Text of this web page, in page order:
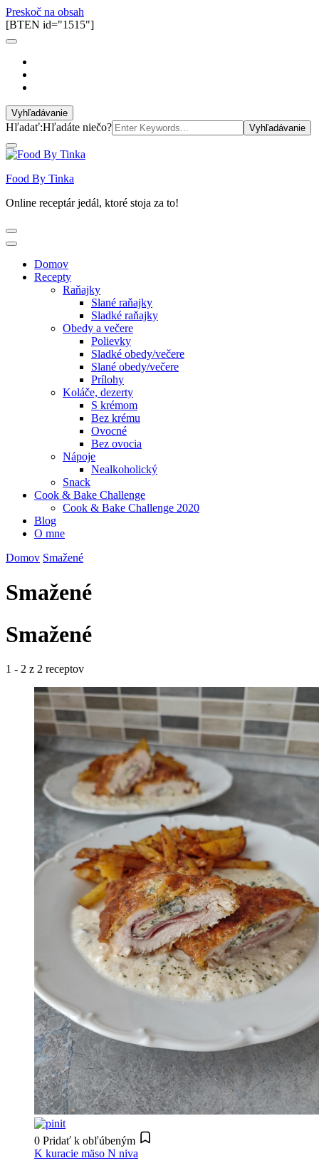
Preskoč na obsah
[BTEN id="1515"]
Vyhľadávanie
Hľadať:Hľadáte niečo?
Food By Tinka
Online receptár jedál, ktoré stoja za to!
Domov
Recepty
Raňajky
Slané raňajky
Sladké raňajky
Obedy a večere
Polievky
Sladké obedy/večere
Slané obedy/večere
Prílohy
Koláče, dezerty
S krémom
Bez krému
Ovocné
Bez ovocia
Nápoje
Nealkoholický
Snack
Cook & Bake Challenge
Cook & Bake Challenge 2020
Blog
O mne
Domov Smažené
Smažené
Smažené
1 - 2 z 2 receptov
0 Pridať k obľúbeným
K kuracie mäso N niva